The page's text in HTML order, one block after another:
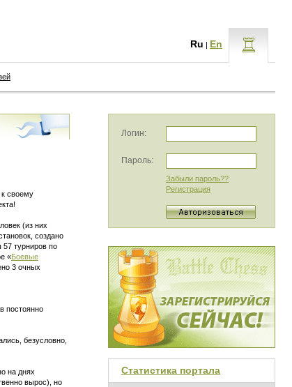
Ru | En
к своему
(из них
создано
турниров по
«Боевые
3 очных
постоянно
безусловно,
на днях
вырос), но
Логин:
Пароль:
Забыли пароль??
Регистрация
Статистика портала